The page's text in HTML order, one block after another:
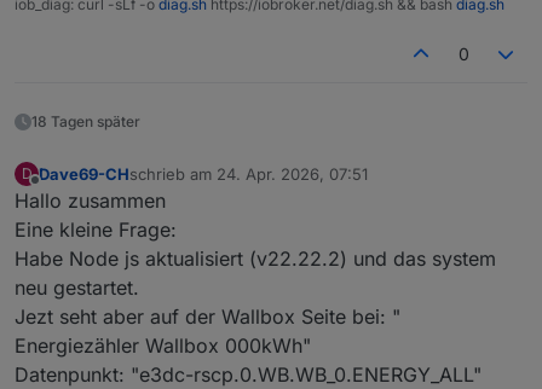
iob_diag: curl -sLf -o diag.sh https://iobroker.net/diag.sh && bash diag.sh
0
18 Tagen später
D
Offline
Dave69-CHschrieb am 24. Apr. 2026, 07:51
zuletzt editiert von
Hallo zusammen
Eine kleine Frage:
Habe Node js aktualisiert (v22.22.2) und das system
neu gestartet.
Jezt seht aber auf der Wallbox Seite bei: "
Energiezähler Wallbox 000kWh"
Datenpunkt: "e3dc-rscp.0.WB.WB_0.ENERGY_ALL"